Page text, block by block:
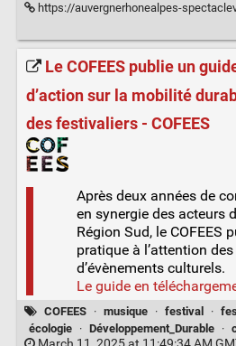
https://auvergnerhonealpes-spectaclevivant.fr/
Le COFEES publie un
d’action sur la mobilité
des festivaliers - COFEES
Après deux années de
en synergie des acteurs
Région Sud, le COFEES
pratique à l’attention
d’évènements culturels.
Le guide en
COFEES · musique · festival ·
écologie
· Développement_Durable ·